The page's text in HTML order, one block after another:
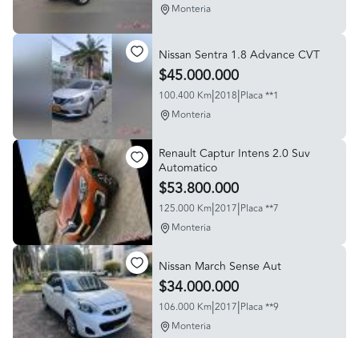
Monteria
Nissan Sentra 1.8 Advance CVT
$45.000.000
100.400 Km|2018|Placa **1
Monteria
Renault Captur Intens 2.0 Suv
Automatico
$53.800.000
125.000 Km|2017|Placa **7
Monteria
Nissan March Sense Aut
$34.000.000
106.000 Km|2017|Placa **9
Monteria